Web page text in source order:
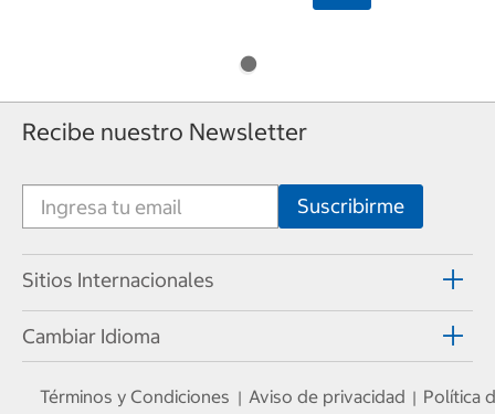
Recibe nuestro Newsletter
Sitios Internacionales
Cambiar Idioma
Términos y Condiciones | Aviso de privacidad | Política